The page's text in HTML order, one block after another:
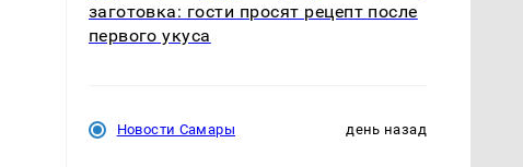
заготовка: гости просят рецепт после
первого укуса
Новости Самары день назад